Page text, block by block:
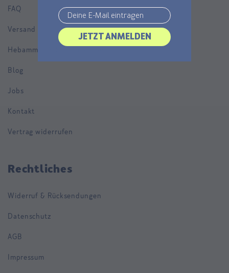
FAQ
Versand
Hebammen & Schlafcoaches
Blog
Jobs
Kontakt
Vertrag widerrufen
Rechtliches
Widerruf & Rücksendungen
Datenschutz
AGB
Impressum
Email
JETZT ANMELDEN